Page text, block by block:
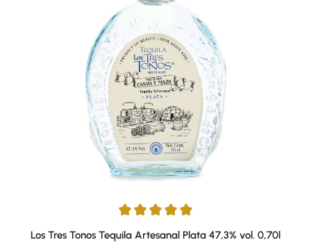
Durchschnittliche Bewertung von 5 von 5 Sternen
Los Tres Tonos Tequila Artesanal Plata 47,3% vol. 0,70l